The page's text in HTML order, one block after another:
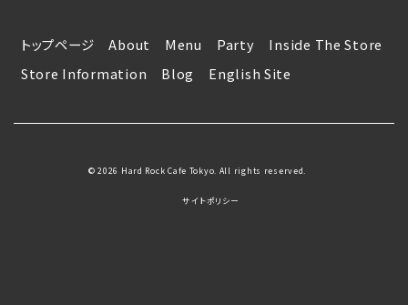
トップページ About Menu Party
Inside The Store
Store Information
Blog English Site
© 2026 Hard Rock Cafe Tokyo. All rights reserved.
サイトポリシー